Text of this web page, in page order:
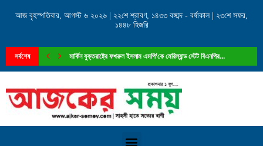
আজ বৃহস্পতিবার, আগস্ট ৬ ২০২৬ | ২২শে শ্রাবণ, ১৪৩৩ বঙ্গাব্দ - বর্ষাকাল | ২৩শে সফর,
১৪৪৮ হিজরি
সর্বশেষ মার্কিন যুক্তরাষ্ট্রে ফখরুল ইসলাম এমপি’কে মেরিল্যান্ড স্টেট বিএনপির...